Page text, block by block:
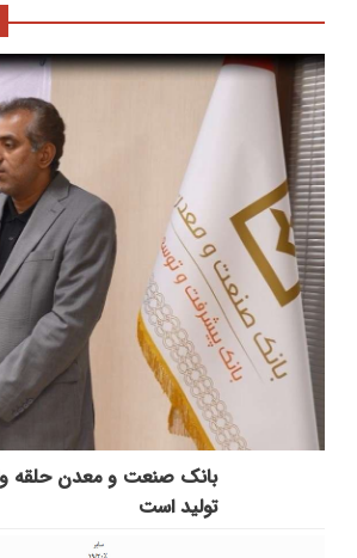
بانك صنعت و معدن حلقه
تولید است